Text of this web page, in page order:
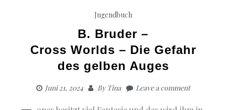
Jugendbuch
B. Bruder –
Cross Worlds – Die Gefahr
des gelben Auges
Juni 21, 2024 ByTina Leave a comment